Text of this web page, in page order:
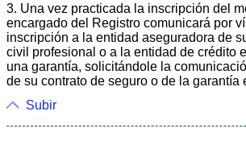
3. Una vez practicada la inscripción del
encargado del Registro comunicará por
inscripción a la entidad aseguradora de
civil profesional o a la entidad de crédito
una garantía, solicitándole la
de su contrato de seguro o de la garantía
Subir